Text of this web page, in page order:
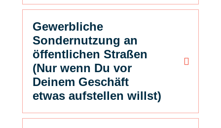
Gewerbliche
Sondernutzung an
öffentlichen Straßen
(Nur wenn Du vor
Deinem Geschäft
etwas aufstellen willst)